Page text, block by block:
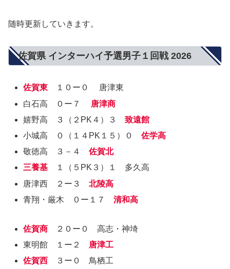
随時更新していきます。
佐賀県 インターハイ予選男子１回戦 2026
佐賀東
１０ー０ 唐津東
白石高 ０ー７
唐津商
嬉野高 ３（２PK４）３致遠館
小城高 ０（１４PK１５）０佐学高
敬徳高 ３－４佐賀北
三養基
１（５PK３）１ 多久高
唐津西 ２ー３北陵高
青翔・厳木 ０ー１７清和高
佐賀商
２０ー０ 高志・神埼
東明館 １ー２
唐津工
佐賀西
３ー０ 鳥栖工